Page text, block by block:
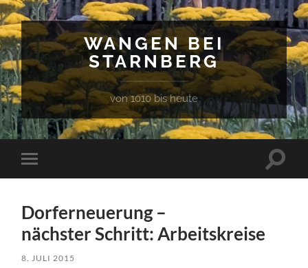
WANGEN BEI
STARNBERG
von 1010 bis heute
Mobile-
Menü
Dorferneuerung –
nächster Schritt: Arbeitskreise
8. JULI 2015